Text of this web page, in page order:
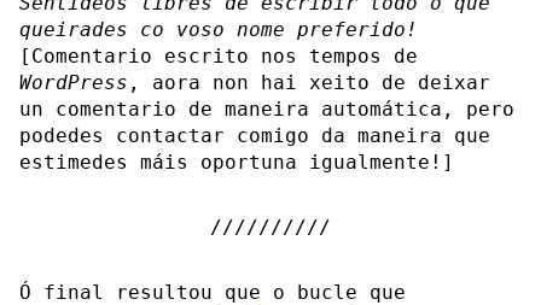
queirades co voso nome preferido!
[Comentario escrito nos tempos de
WordPress , aora non hai xeito de deixar
un comentario de maneira automática, pero
podedes contactar comigo da maneira que
estimedes máis oportuna igualmente!]
Ó final resultou que o bucle que